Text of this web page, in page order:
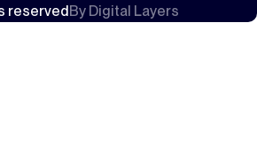
reserved By Digital Layers